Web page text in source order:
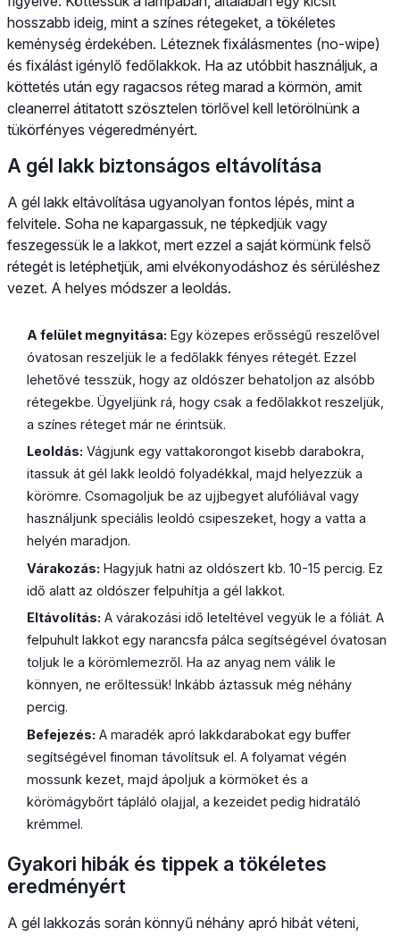
hosszabb ideig, mint a színes rétegeket, a tökéletes
keménység érdekében. Léteznek fixálásmentes (no-wipe)
és fixálást igénylő fedőlakkok. Ha az utóbbit használjuk, a
köttetés után egy ragacsos réteg marad a körmön, amit
cleanerrel átitatott szösztelen törlővel kell letörölnünk a
tükörfényes végeredményért.
A gél lakk biztonságos eltávolítása
A gél lakk eltávolítása ugyanolyan fontos lépés, mint a
felvitele. Soha ne kapargassuk, ne tépkedjük vagy
feszegessük le a lakkot, mert ezzel a saját körmünk felső
rétegét is letéphetjük, ami elvékonyodáshoz és sérüléshez
vezet. A helyes módszer a leoldás.
A felület megnyitása: Egy közepes erősségű reszelővel
óvatosan reszeljük le a fedőlakk fényes rétegét. Ezzel
lehetővé tesszük, hogy az oldószer behatoljon az alsóbb
rétegekbe. Ügyeljünk rá, hogy csak a fedőlakkot reszeljük,
a színes réteget már ne érintsük.
Leoldás: Vágjunk egy vattakorongot kisebb darabokra,
itassuk át gél lakk leoldó folyadékkal, majd helyezzük a
körömre. Csomagoljuk be az ujjbegyet alufóliával vagy
használjunk speciális leoldó csipeszeket, hogy a vatta a
helyén maradjon.
Várakozás: Hagyjuk hatni az oldószert kb. 10-15 percig. Ez
idő alatt az oldószer felpuhítja a gél lakkot.
Eltávolítás: A várakozási idő leteltével vegyük le a fóliát. A
felpuhult lakkot egy narancsfa pálca segítségével óvatosan
toljuk le a körömlemezről. Ha az anyag nem válik le
könnyen, ne erőltessük! Inkább áztassuk még néhány
percig.
Befejezés: A maradék apró lakkdarabokat egy buffer
segítségével finoman távolítsuk el. A folyamat végén
mossunk kezet, majd ápoljuk a körmöket és a
körömágybőrt tápláló olajjal, a kezeidet pedig hidratáló
krémmel.
Gyakori hibák és tippek a tökéletes
eredményért
A gél lakkozás során könnyű néhány apró hibát véteni,